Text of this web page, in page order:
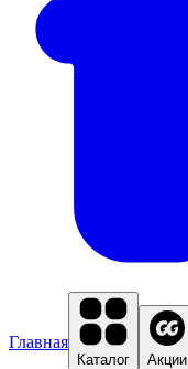
Главная
Каталог Акции